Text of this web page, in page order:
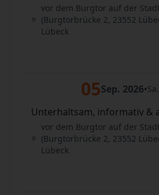
vor dem Burgtor auf der
(Burgtorbrücke 2, 23552
Lübeck
05Sep. 2026•
Unterhaltsam, informativ &
vor dem Burgtor auf der
(Burgtorbrücke 2, 23552
Lübeck